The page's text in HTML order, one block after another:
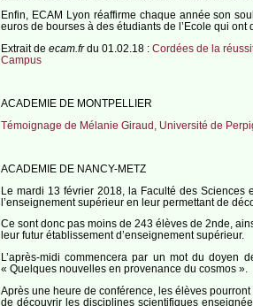
Enfin, ECAM Lyon réaffirme chaque année son
euros de bourses à des étudiants de l’Ecole qui ont
Extrait de ecam.frdu 01.02.18 : Cordées de la
Campus
ACADEMIE DE MONTPELLIER
Témoignage de Mélanie Giraud, Université de
ACADEMIE DE NANCY-METZ
Le mardi 13 février 2018, la Faculté des
l’enseignement supérieur en leur permettant de
Ce sont donc pas moins de 243 élèves de 2nde,
leur futur établissement d’enseignement supérieur.
L’après-midi commencera par un mot du doyen
« Quelques nouvelles en provenance du cosmos ».
Après une heure de conférence, les élèves
de découvrir les disciplines scientifiques